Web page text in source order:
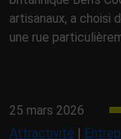
artisanaux, a choisi
une rue
25 mars 2026
Attractivité